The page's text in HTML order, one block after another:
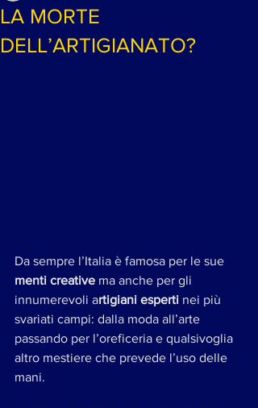
LA MORTE
DELL’ARTIGIANATO?
Da sempre l’Italia è famosa per le sue
menti creative ma anche per gli
innumerevoli artigiani esperti nei più
svariati campi: dalla moda all’arte
passando per l’oreficeria e qualsivoglia
altro mestiere che prevede l’uso delle
mani.